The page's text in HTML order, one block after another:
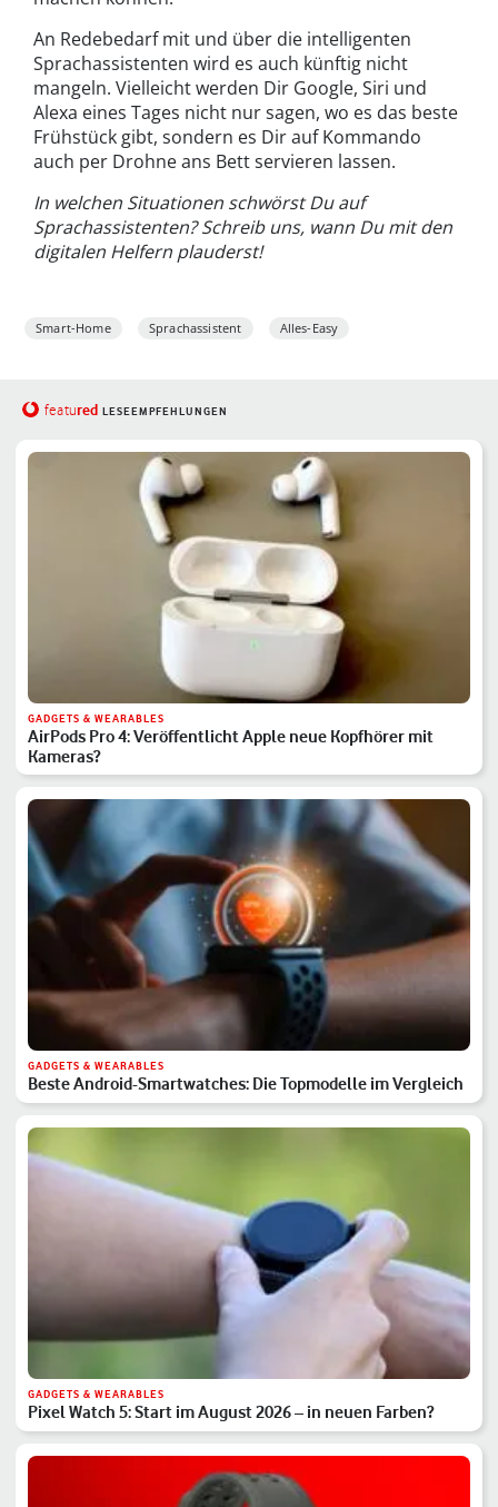
An Redebedarf mit und über die intelligenten
Sprachassistenten wird es auch künftig nicht
mangeln. Vielleicht werden Dir Google, Siri und
Alexa eines Tages nicht nur sagen, wo es das beste
Frühstück gibt, sondern es Dir auf Kommando
auch per Drohne ans Bett servieren lassen.
In welchen Situationen schwörst Du auf
Sprachassistenten? Schreib uns, wann Du mit den
digitalen Helfern plauderst!
Smart-Home Sprachassistent Alles-Easy
featured LESEEMPFEHLUNGEN
GADGETS & WEARABLES
AirPods Pro 4: Veröffentlicht Apple neue Kopfhörer mit
Kameras?
GADGETS & WEARABLES
Beste Android-Smartwatches: Die Topmodelle im Vergleich
GADGETS & WEARABLES
Pixel Watch 5: Start im August 2026 – in neuen Farben?